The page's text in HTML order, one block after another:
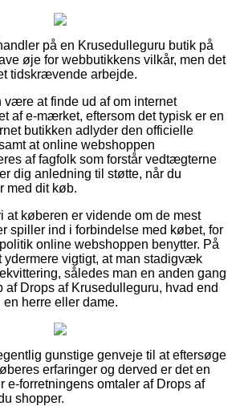
på en Krusedulleguru butik på
øje for webbutikkens vilkår, men det
tidskrævende arbejde.
være at finde ud af om internet
af e-mærket, eftersom det typisk er en
butikken adlyder den officielle
at online webshoppen
af fagfolk som forstår vedtægterne
dig anledning til støtte, når du
med dit køb.
at køberen er vidende om de mest
spiller ind i forbindelse med købet, for
online webshoppen benytter. På
ydermere vigtigt, at man stadigvæk
således man en anden gang
Drops af Krusedulleguru, hvad end
herre eller dame.
gunstige genveje til at eftersøge
erfaringer og derved er det en
e-forretningens omtaler af Drops af
shopper.